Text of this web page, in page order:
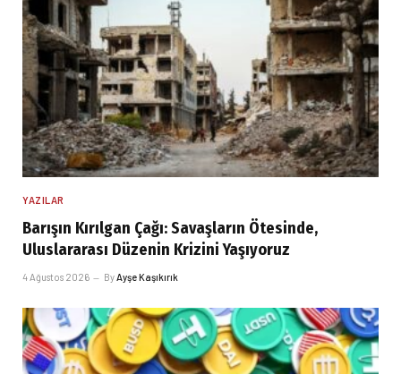
YAZILAR
Barışın Kırılgan Çağı: Savaşların Ötesinde,
Uluslararası Düzenin Krizini Yaşıyoruz
4 Ağustos 2026 ByAyşe Kaşıkırık